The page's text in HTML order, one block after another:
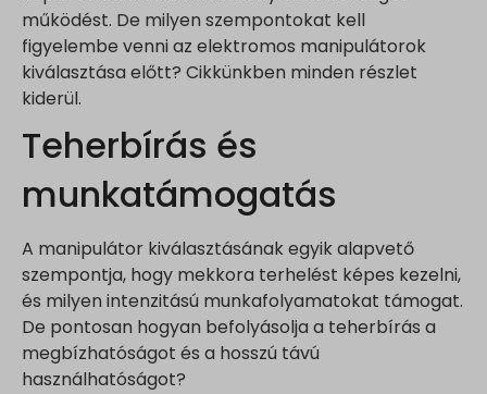
működést. De milyen szempontokat kell
figyelembe venni az elektromos manipulátorok
kiválasztása előtt? Cikkünkben minden részlet
kiderül.
Teherbírás és
munkatámogatás
A manipulátor kiválasztásának egyik alapvető
szempontja, hogy mekkora terhelést képes kezelni,
és milyen intenzitású munkafolyamatokat támogat.
De pontosan hogyan befolyásolja a teherbírás a
megbízhatóságot és a hosszú távú
használhatóságot?